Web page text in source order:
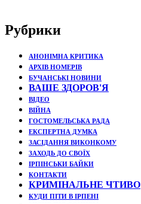
Рубрики
АНОНІМНА КРИТИКА
АРХІВ НОМЕРІВ
БУЧАНСЬКІ НОВИНИ
ВАШЕ ЗДОРОВ'Я
ВІДЕО
ВІЙНА
ГОСТОМЕЛЬСЬКА РАДА
ЕКСПЕРТНА ДУМКА
ЗАСІДАННЯ ВИКОНКОМУ
ЗАХОДЬ ДО СВОЇХ
ІРПІНСЬКИ БАЙКИ
КОНТАКТИ
КРИМІНАЛЬНЕ ЧТИВО
КУДИ ПІТИ В ІРПЕНІ